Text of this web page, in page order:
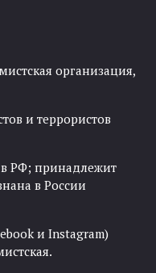
организация,
и террористов
в РФ; принадлежит
в России
и Instagram)